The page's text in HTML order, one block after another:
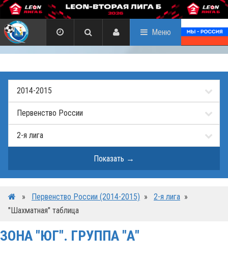
Меню
» Первенство России (2014-2015) » 2-я лига »
"Шахматная" таблица
ЗОНА "ЮГ". ГРУППА "А"